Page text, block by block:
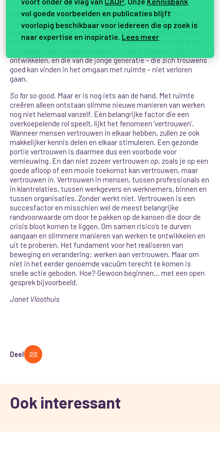
vorige zou de afstand tussen samenwerkende partijen,
professionals, managers en klanten veel kleiner kunnen
worden gemaakt. Afstand veroorzaakt ruis. Met face-to-face
overleg worden sneller eenvoudigere én meer doeltreffende
oplossingen gevonden. Ten slotte is het van groot belang dat
ontwikkelen, en die van de jonge generatie – die zich trouwens
goed kan vinden in het omgaan met ruimte – niet verloren
gaan.
So far so good. Maar er is nog iets aan de hand. Met ruimte
creëren alleen ontstaan slimme nieuwe manieren van werken
nog niet helemaal vanzelf. Eén belangrijke factor die een
overkoepelende rol speelt, lijkt het fenomeen ‘vertrouwen’.
Wanneer mensen vertrouwen in elkaar hebben, zullen ze ook
makkelijker kennis delen en elkaar stimuleren. Een gezonde
portie vertrouwen is daarmee dus een voorbode voor
vernieuwing. En dan niet zozeer vertrouwen op, zoals je op een
goede afloop of een mooie toekomst kan vertrouwen, maar
vertrouwen in. Vertrouwen in mensen, tussen professionals en
in klantrelaties, tussen werkgevers en werknemers, binnen en
tussen organisaties. Zonder werkt niet. Vertrouwen is een
succesfactor en misschien wel de meest belangrijke
randvoorwaarde om door te pakken op de kansen die door de
crisis bloot komen te liggen. Om samen risico’s te durven
aangaan en slimmere manieren van werken te ontwikkelen en
uit te proberen. Het fundament voor het realiseren van
beweging en verandering: werken aan vertrouwen. Maar om
niet in het eerder genoemde vacuüm terecht te komen is
snelle actie geboden. Hoe? Gewoon beginnen… met een open
gesprek bijvoorbeeld.
Janet Vloothuis
Deel
Ook interessant
vol goede voorbeelden en publicaties blijft
voorlopig beschikbaar voor iedereen die op zoek is
naar expertise en inspiratie. Lees meer